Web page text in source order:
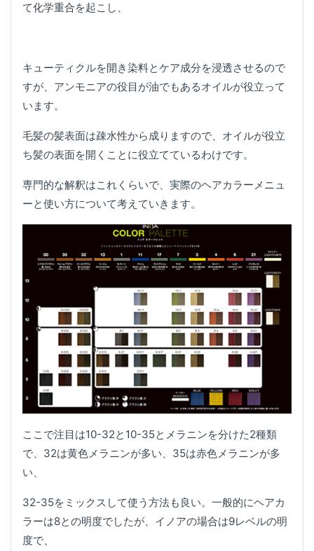
て化学重合を起こし、
キューティクルを開き染料とケア成分を浸透させるので
すが、アンモニアの役目が油でもあるオイルが役立って
います。
毛髪の髪表面は疎水性から成りますので、オイルが役立
ち髪の表面を開くことに役立てているわけです。
専門的な解釈はこれくらいで、実際のヘアカラーメニュ
ーと使い方について考えていきます。
ここで注目は10-32と10-35とメラニンを分けた2種類
で、32は黄色メラニンが多い、35は赤色メラニンが多
い、
32-35をミックスして使う方法も良い。一般的にヘアカ
ラーは8との明度でしたが、イノアの場合は9レベルの明
度で、